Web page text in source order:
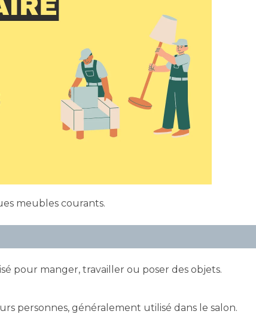
meubles courants.
pour manger, travailler ou poser des objets.
personnes, généralement utilisé dans le salon.